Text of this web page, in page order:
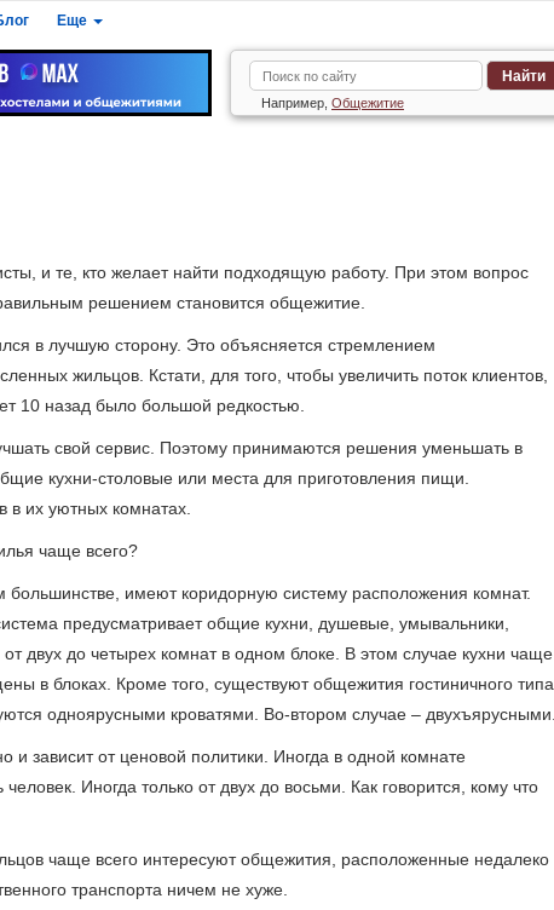
Еще
Найти
Например, Общежитие
и те, кто желает найти подходящую работу. При этом вопрос
решением становится общежитие.
в лучшую сторону. Это объясняется стремлением
жильцов. Кстати, для того, чтобы увеличить поток клиентов,
10 назад было большой редкостью.
свой сервис. Поэтому принимаются решения уменьшать в
кухни-столовые или места для приготовления пищи.
их уютных комнатах.
чаще всего?
большинстве, имеют коридорную систему расположения комнат.
предусматривает общие кухни, душевые, умывальники,
двух до четырех комнат в одном блоке. В этом случае кухни чаще
в блоках. Кроме того, существуют общежития гостиничного типа
одноярусными кроватями. Во-втором случае – двухъярусными.
и зависит от ценовой политики. Иногда в одной комнате
Иногда только от двух до восьми. Как говорится, кому что
чаще всего интересуют общежития, расположенные недалеко
транспорта ничем не хуже.